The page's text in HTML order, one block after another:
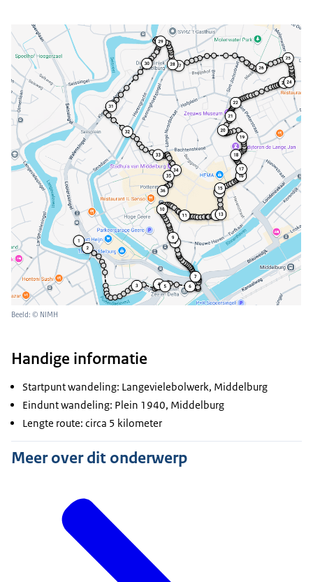
Beeld: © NIMH
Handige informatie
Startpunt wandeling: Langevielebolwerk, Middelburg
Eindunt wandeling: Plein 1940, Middelburg
Lengte route: circa 5 kilometer
Meer over dit onderwerp